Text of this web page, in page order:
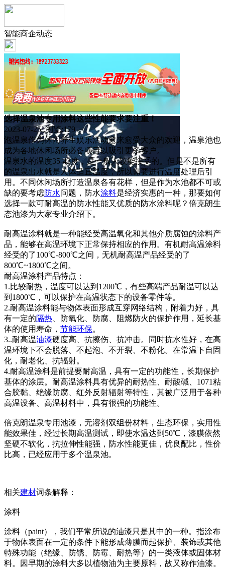
智能商企动态
选择温泉池专用涂料这些性能要求要注重！
2023-07-25 浏览:179
泡温泉作为休闲养生娱乐活动愈来愈受大众的欢迎，温泉池也
成为各地休闲场所必备项目以吸引更多客户。
温泉水的温度35-43度，是一般人较能接受的。但是不是所有
的温泉出水就是人体适宜温度，所以需要进行温度处理后引
用。不同休闲场所打造温泉各有花样，但是作为水池都不可或
缺的要考虑防水问题，防水涂料是经济实惠的一种，那要如何
选择一款可耐高温的防水性能又优质的防水涂料呢？倍克朗生
态池漆为大家专业介绍下。
耐高温涂料就是一种能经受高温氧化和其他介质腐蚀的涂料产
品，能够在高温环境下正常保持相应的作用。有机耐高温涂料
经受的了100℃-800℃之间，无机耐高温产品经受的了
800℃~1800℃之间。
耐高温涂料产品特点：
1.比较耐热，温度可以达到1200℃，有些高端产品耐温可以达
到1800℃，可以保护在高温状态下的设备零件等。
2.耐高温涂料能与物体表面形成互穿网络结构，附着力好，具
有一定的隔热 、防氧化、防腐、阻燃防火的保护作用，延长基
体的使用寿命， 节能环保。
3..耐高温油漆硬度高、抗擦伤、抗冲击。同时抗水性好，在高
温环境下不会脱落、不起泡、不开裂、不粉化。在常温下自固
化，耐老化、抗辐射。
4.耐高温涂料是前提要耐高温，具有一定的功能性，长期保护
基体的涂层。耐高温涂料具有优异的耐热性、耐酸碱、1071粘
合胶黏、绝缘防腐、红外反射辐射等特性，其被广泛用于各种
高温设备、高温材料中，具有很强的功能性。
倍克朗温泉专用池漆，无溶剂双组份材料，生态环保，实用性
能效果佳，经过长期高温测试，即使水温达到50℃，漆膜依然
坚硬不软化，抗拉伸性能强，防水性能更佳，优良配比，性价
比高，已经应用于多个温泉池。
相关建材词条解释：
涂料
涂料（paint），我们平常所说的油漆只是其中的一种。指涂布
于物体表面在一定的条件下能形成薄膜而起保护、装饰或其他
特殊功能（绝缘、防锈、防霉、耐热等）的一类液体或固体材
料。因早期的涂料大多以植物油为主要原料，故又称作油漆。